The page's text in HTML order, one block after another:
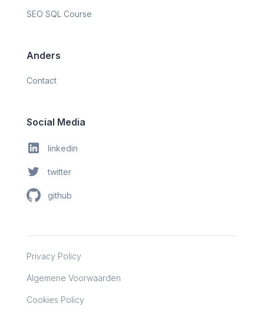
SEO SQL Course
Anders
Contact
Social Media
linkedin
twitter
github
Privacy Policy
Algemene Voorwaarden
Cookies Policy